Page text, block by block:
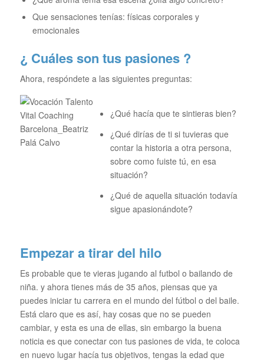
Que sensaciones tenías: físicas corporales y
emocionales
¿ Cuáles son tus pasiones ?
Ahora, respóndete a las siguientes preguntas:
¿Qué hacía que te sintieras bien?
¿Qué dirías de ti si tuvieras que
contar la historia a otra persona,
sobre como fuiste tú, en esa
situación?
¿Qué de aquella situación todavía
sigue apasionándote?
Empezar a tirar del hilo
Es probable que te vieras jugando al futbol o bailando de
niña. y ahora tienes más de 35 años, piensas que ya
puedes iniciar tu carrera en el mundo del fútbol o del baile.
Está claro que es así, hay cosas que no se pueden
cambiar, y esta es una de ellas, sin embargo la buena
noticia es que conectar con tus pasiones de vida, te coloca
en nuevo lugar hacía tus objetivos, tengas la edad que